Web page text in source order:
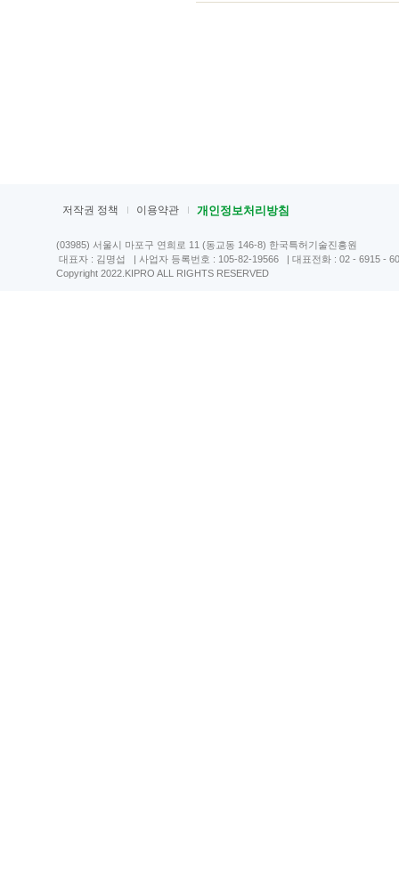
저작권 정책 이용약관 개인정보처리방침
(03985) 서울시 마포구 연희로 11 (동교동 146-8) 한국특허기술진흥원
대표자 : 김명섭
| 사업자 등록번호 : 105-82-19566
| 대표전화 : 02 - 6915 -
Copyright 2022.KIPRO ALL RIGHTS RESERVED